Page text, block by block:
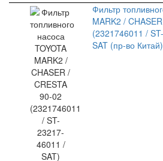
Фильтр
MARK2 /
(2321746011 /
SAT (пр-во Китай)